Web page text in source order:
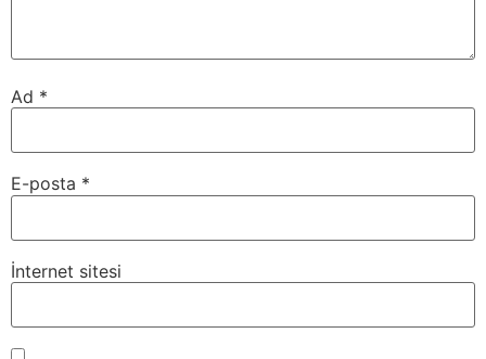
Ad *
E-posta *
İnternet sitesi